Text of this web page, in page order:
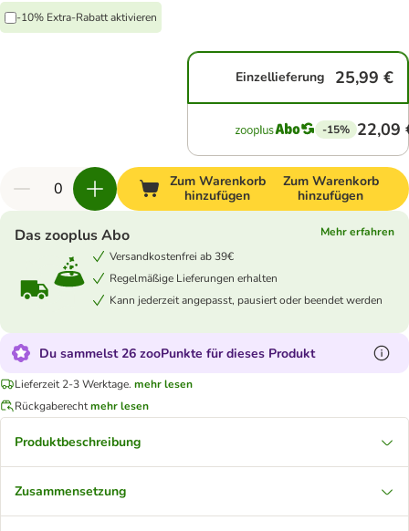
-10% Extra-Rabatt aktivieren
Einzellieferung 25,99 €
-15% 22,09
Zum Warenkorb
hinzufügen
Zum Warenkorb
hinzufügen
Das zooplus Abo
Mehr erfahren
Versandkostenfrei ab 39€
Regelmäßige Lieferungen erhalten
Kann jederzeit angepasst, pausiert oder beendet werden
Du sammelst 26 zooPunkte für dieses Produkt
Lieferzeit 2-3 Werktage. mehr lesen
Rückgaberechtmehr lesen
Produktbeschreibung
Zusammensetzung